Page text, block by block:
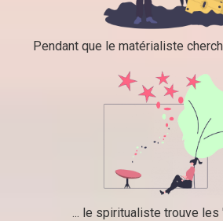
Pendant que le matérialiste
... le spiritualiste trouve les